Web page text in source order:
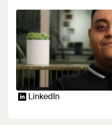
LinkedIn